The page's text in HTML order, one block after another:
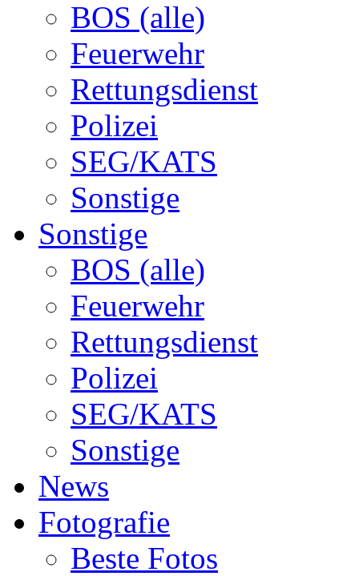
BOS (alle)
Feuerwehr
Rettungsdienst
Polizei
SEG/KATS
Sonstige
Sonstige
BOS (alle)
Feuerwehr
Rettungsdienst
Polizei
SEG/KATS
Sonstige
News
Fotografie
Beste Fotos